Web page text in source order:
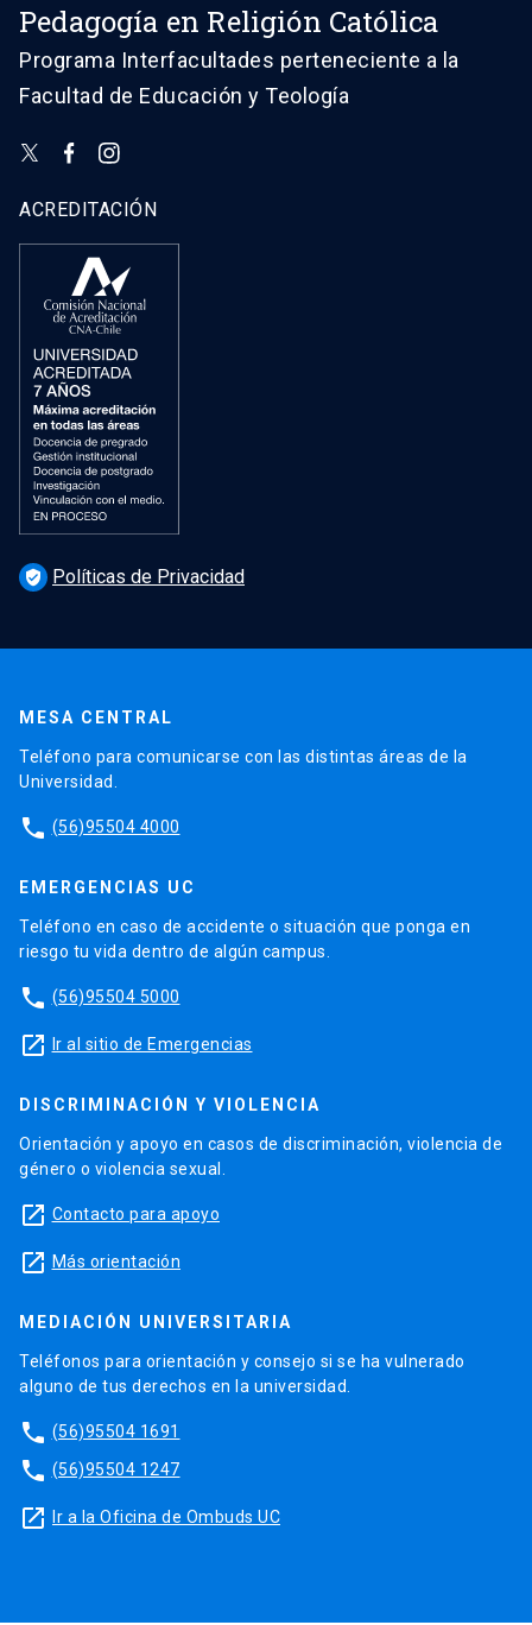
Pedagogía en Religión Católica
Programa Interfacultades perteneciente a la
Facultad de Educación y Teología
ACREDITACIÓN
verified_user Políticas de Privacidad
MESA CENTRAL
Teléfono para comunicarse con las distintas áreas de la
Universidad.
phone (56)95504 4000
EMERGENCIAS UC
Teléfono en caso de accidente o situación que ponga en
riesgo tu vida dentro de algún campus.
phone (56)95504 5000
launch Ir al sitio de Emergencias
DISCRIMINACIÓN Y VIOLENCIA
Orientación y apoyo en casos de discriminación, violencia de
género o violencia sexual.
launch Contacto para apoyo
launch Más orientación
MEDIACIÓN UNIVERSITARIA
Teléfonos para orientación y consejo si se ha vulnerado
alguno de tus derechos en la universidad.
phone (56)95504 1691
phone (56)95504 1247
launch Ir a la Oficina de Ombuds UC